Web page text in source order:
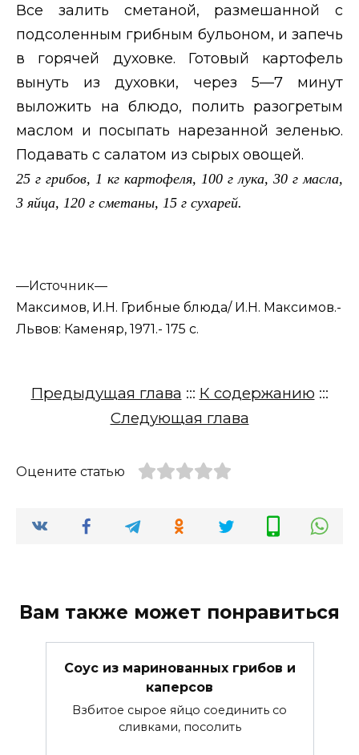
Все залить сметаной, размешанной с
подсоленным грибным бульоном, и запечь
в горячей духовке. Готовый картофель
вынуть из духовки, через 5—7 минут
выложить на блюдо, полить разогретым
маслом и посыпать нарезанной зеленью.
Подавать с салатом из сырых овощей.
25 г грибов, 1 кг картофеля, 100 г лука, 30 г масла,
3 яйца, 120 г сметаны, 15 г сухарей.
—Источник—
Максимов, И.Н. Грибные блюда/ И.Н. Максимов.-
Львов: Каменяр, 1971.- 175 с.
Предыдущая глава ::: К содержанию :::
Следующая глава
Оцените статью
Вам также может понравиться
Соус из маринованных грибов и
каперсов
Взбитое сырое яйцо соединить со
сливками, посолить